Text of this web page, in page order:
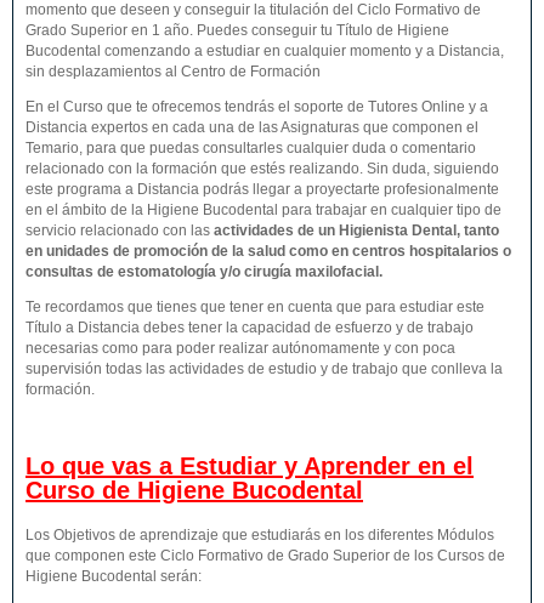
momento que deseen y conseguir la titulación del Ciclo Formativo de
Grado Superior en 1 año. Puedes conseguir tu Título de Higiene
Bucodental comenzando a estudiar en cualquier momento y a Distancia,
sin desplazamientos al Centro de Formación
En el Curso que te ofrecemos tendrás el soporte de Tutores Online y a
Distancia expertos en cada una de las Asignaturas que componen el
Temario, para que puedas consultarles cualquier duda o comentario
relacionado con la formación que estés realizando. Sin duda, siguiendo
este programa a Distancia podrás llegar a proyectarte profesionalmente
en el ámbito de la Higiene Bucodental para trabajar en cualquier tipo de
servicio relacionado con las actividades de un Higienista Dental, tanto
en unidades de promoción de la salud como en centros hospitalarios o
consultas de estomatología y/o cirugía maxilofacial.
Te recordamos que tienes que tener en cuenta que para estudiar este
Título a Distancia debes tener la capacidad de esfuerzo y de trabajo
necesarias como para poder realizar autónomamente y con poca
supervisión todas las actividades de estudio y de trabajo que conlleva la
formación.
Lo que vas a Estudiar y Aprender en el
Curso de Higiene Bucodental
Los Objetivos de aprendizaje que estudiarás en los diferentes Módulos
que componen este Ciclo Formativo de Grado Superior de los Cursos de
Higiene Bucodental serán: